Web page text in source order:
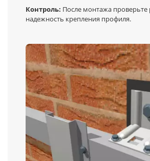
Контроль: После монтажа проверьте
надежность крепления профиля.